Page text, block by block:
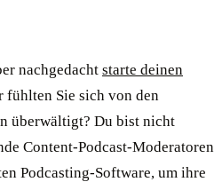
nachgedacht starte deinen
fühlten Sie sich von den
überwältigt? Du bist nicht
Content-Podcast-Moderatoren
Podcasting-Software, um ihre